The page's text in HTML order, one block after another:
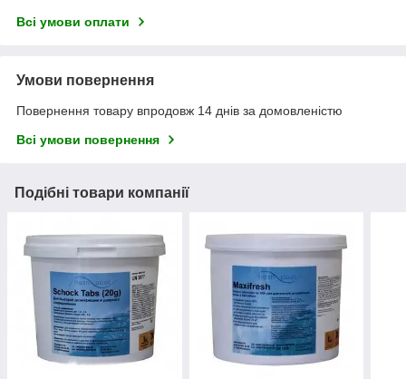
Всі умови оплати
Умови повернення
Повернення товару впродовж 14 днів за домовленістю
Всі умови повернення
Подібні товари компанії